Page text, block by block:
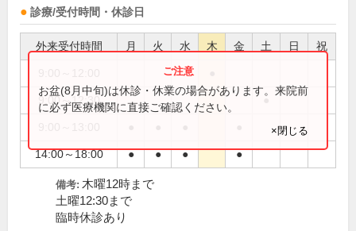
診療/受付時間・休診日
外来受付時間 月 火 水 木 金 土 日 祝
9:00～12:30 ●
14:00～18:00 ● ● ● ●
お盆(8月中旬)は休診・休業の場合があります。来院前
に必ず医療機関に直接ご確認ください。
×閉じる
備考: 木曜12時まで
土曜12:30まで
臨時休診あり